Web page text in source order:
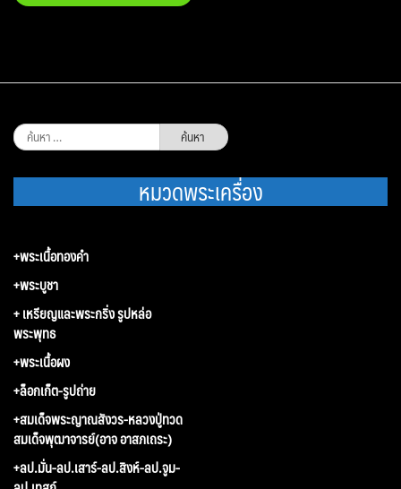
ค้นหา
สำหรับ:
หมวดพระเครื่อง
+พระเนื้อทองคำ
+พระบูชา
+ เหรียญและพระกริ่ง รูปหล่อ
พระพุทธ
+พระเนื้อผง
+ล็อกเก็ต-รูปถ่าย
+สมเด็จพระญาณสังวร-หลวงปู่ทวด
สมเด็จพุฒาจารย์(อาจ อาสภเถระ)
+ลป.มั่น-ลป.เสาร์-ลป.สิงห์-ลป.จูม-